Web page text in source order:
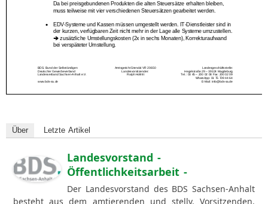
Über Letzte Artikel
Landesvorstand -
Öffentlichkeitsarbeit -
Der Landesvorstand des BDS Sachsen-Anhalt
besteht aus dem amtierenden und stellv. Vorsitzenden.